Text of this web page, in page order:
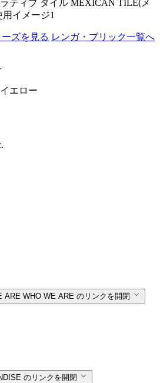
ズを見る レンガ・ブリック一覧へ
エロー
ARE WHO WE ARE のリンクを開閉
のリンクを開閉